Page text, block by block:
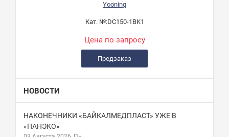
Yooning
Кат. №:DC150-1BK1
Цена по запросу
Предзаказ
НОВОСТИ
НАКОНЕЧНИКИ «БАЙКАЛМЕДПЛАСТ» УЖЕ В
«ПАНЭКО»